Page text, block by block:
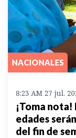
NACIONALES
8:23 AM 27 jul.
¡Toma
edades
del fin de